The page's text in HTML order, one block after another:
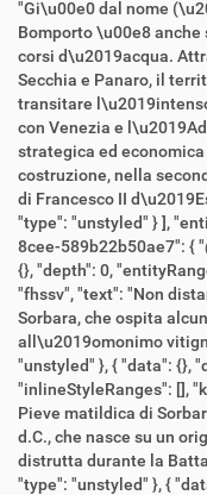
"Gi\u00e0 dal nome
Bomporto \u00e8
corsi d\u2019acqua.
Secchia e Panaro, il
transitare
con Venezia e
strategica ed
costruzione, nella
di Francesco II
"type": "unstyled" } ], "entityMap": {} } }, "2b753804-23a9-443d-
8cee-589b22b50ae7": { "@type": "text", "text": { "blocks": [ { "data":
{}, "depth": 0, "entityRanges": [], "inlineStyleRanges": [], "key":
"fhssv", "text": "Non distante da Bomporto si trova la frazione di
Sorbara, che ospita
all\u2019omonimo vitigno e
"unstyled" }, { "data": {}, "depth": 0, "entityRanges": [],
"inlineStyleRanges": [], "key": "9qfbl", "text": "Da segnalare la
Pieve matildica di
d.C., che nasce su un
distrutta durante la
"type": "unstyled" }, { "data": {}, "depth": 0, "entityRanges": [],